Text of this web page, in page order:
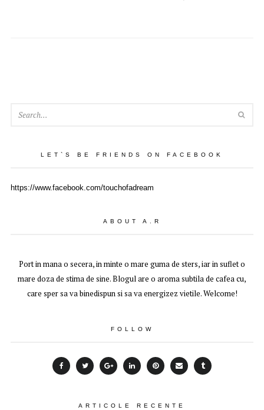
LET`S BE FRIENDS ON FACEBOOK
https://www.facebook.com/touchofadream
ABOUT A.R
Port in mana o secera, in minte o mare guma de sters, iar in suflet o
mare doza de stima de sine. Blogul are o aroma subtila de cafea cu,
care sper sa va binedispun si sa va energizez vietile. Welcome!
FOLLOW
ARTICOLE RECENTE